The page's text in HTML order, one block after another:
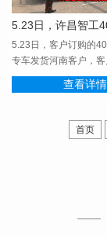
5.23日，客户订购的
专车发货河南客户，
厂试机感觉炒制效···
查看详
首页